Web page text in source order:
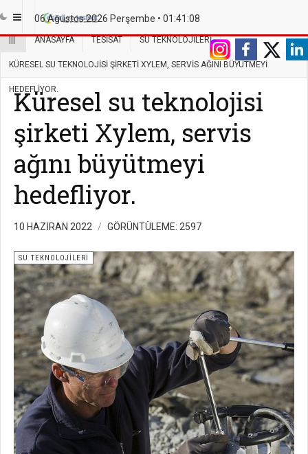
06 Ağustos 2026 Perşembe • 01:41:08
ANASAYFA TESISAT SU TEKNOLOJILERI
KÜRESEL SU TEKNOLOJISI ŞIRKETI XYLEM, SERVIS AĞINI BÜYÜTMEYI
HEDEFLIYOR.
Küresel su teknolojisi
şirketi Xylem, servis
ağını büyütmeyi
hedefliyor.
10 HAZIRAN 2022 GÖRÜNTÜLEME: 2597
SU TEKNOLOJILERI